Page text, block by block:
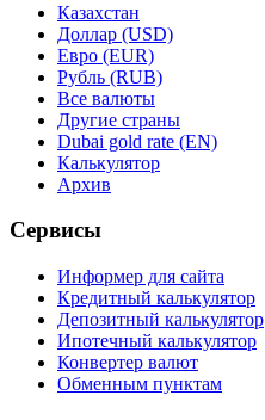
Казахстан
Доллар (USD)
Евро (EUR)
Рубль (RUB)
Все валюты
Другие страны
Dubai gold rate (EN)
Калькулятор
Архив
Сервисы
Информер для сайта
Кредитный калькулятор
Депозитный калькулятор
Ипотечный калькулятор
Конвертер валют
Обменным пунктам